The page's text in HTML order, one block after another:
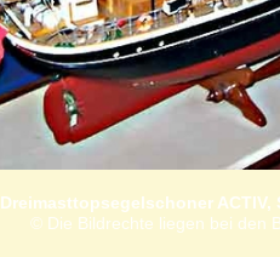
Dreimasttopsegelschoner ACTIV,
© Die Bildrechte liegen bei den